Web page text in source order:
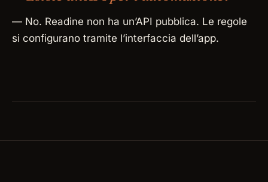
— No. Readine non ha un’API pubblica. Le regole
si configurano tramite l’interfaccia dell’app.